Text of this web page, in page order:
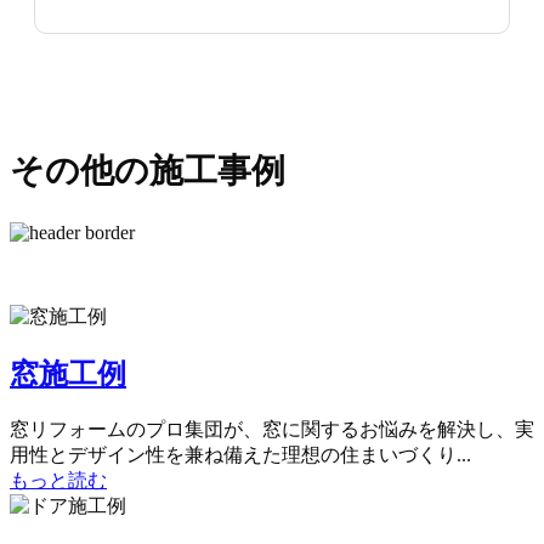
その他の施工事例
窓施工例
窓リフォームのプロ集団が、窓に関するお悩みを解決し、実
用性とデザイン性を兼ね備えた理想の住まいづくり...
もっと読む